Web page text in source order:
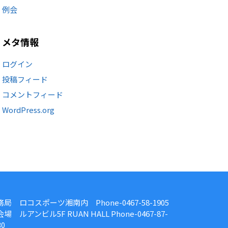
例会
メタ情報
ログイン
投稿フィード
コメントフィード
WordPress.org
局 ロコスポーツ湘南内 Phone-0467-58-1905
場 ルアンビル5F RUAN HALL Phone-0467-87-